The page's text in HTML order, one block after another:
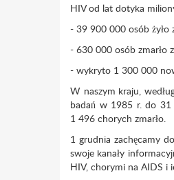
HIV od lat dotyka
- 39 900 000 osób żyło
- 630 000 osób zmarło
- wykryto 1 300 000
W naszym kraju,
badań w 1985 r. do 31
1 496 chorych zmarło.
1 grudnia zachęcamy
swoje kanały
HIV, chorymi na AIDS i